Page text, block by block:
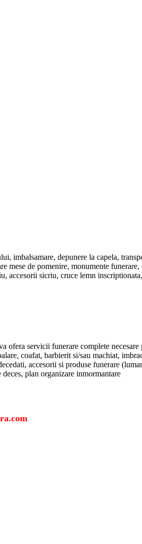
imbalsamare, depunere la capela,
mese de pomenire, monumente
accesorii sicriu, cruce lemn
ofera servicii funerare complete
coafat, barbierit si/sau machiat,
accesorii si produse funerare
plan organizare inmormantare